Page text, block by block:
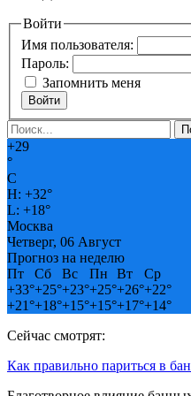
Войти
Имя пользователя:
Пароль:
Запомнить меня
Войти
+29
°
C
H: +32°
L: +18°
Москва
Четверг, 06 Август
Прогноз на неделю
Пт
Сб Вс Пн Вт
Ср
+33°+25°+23°+25°+26°+22°
+21°+18°+15°+15°+17°+14°
Сейчас смотрят:
Как правильно париться в